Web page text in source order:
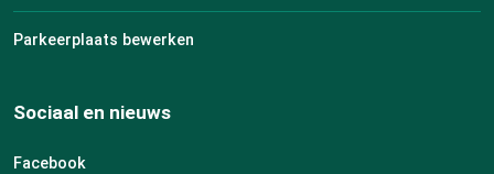
Parkeerplaats bewerken
Sociaal en nieuws
Facebook